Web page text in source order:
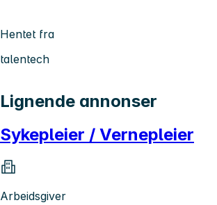
Hentet fra
talentech
Lignende annonser
Sykepleier / Vernepleier
Arbeidsgiver